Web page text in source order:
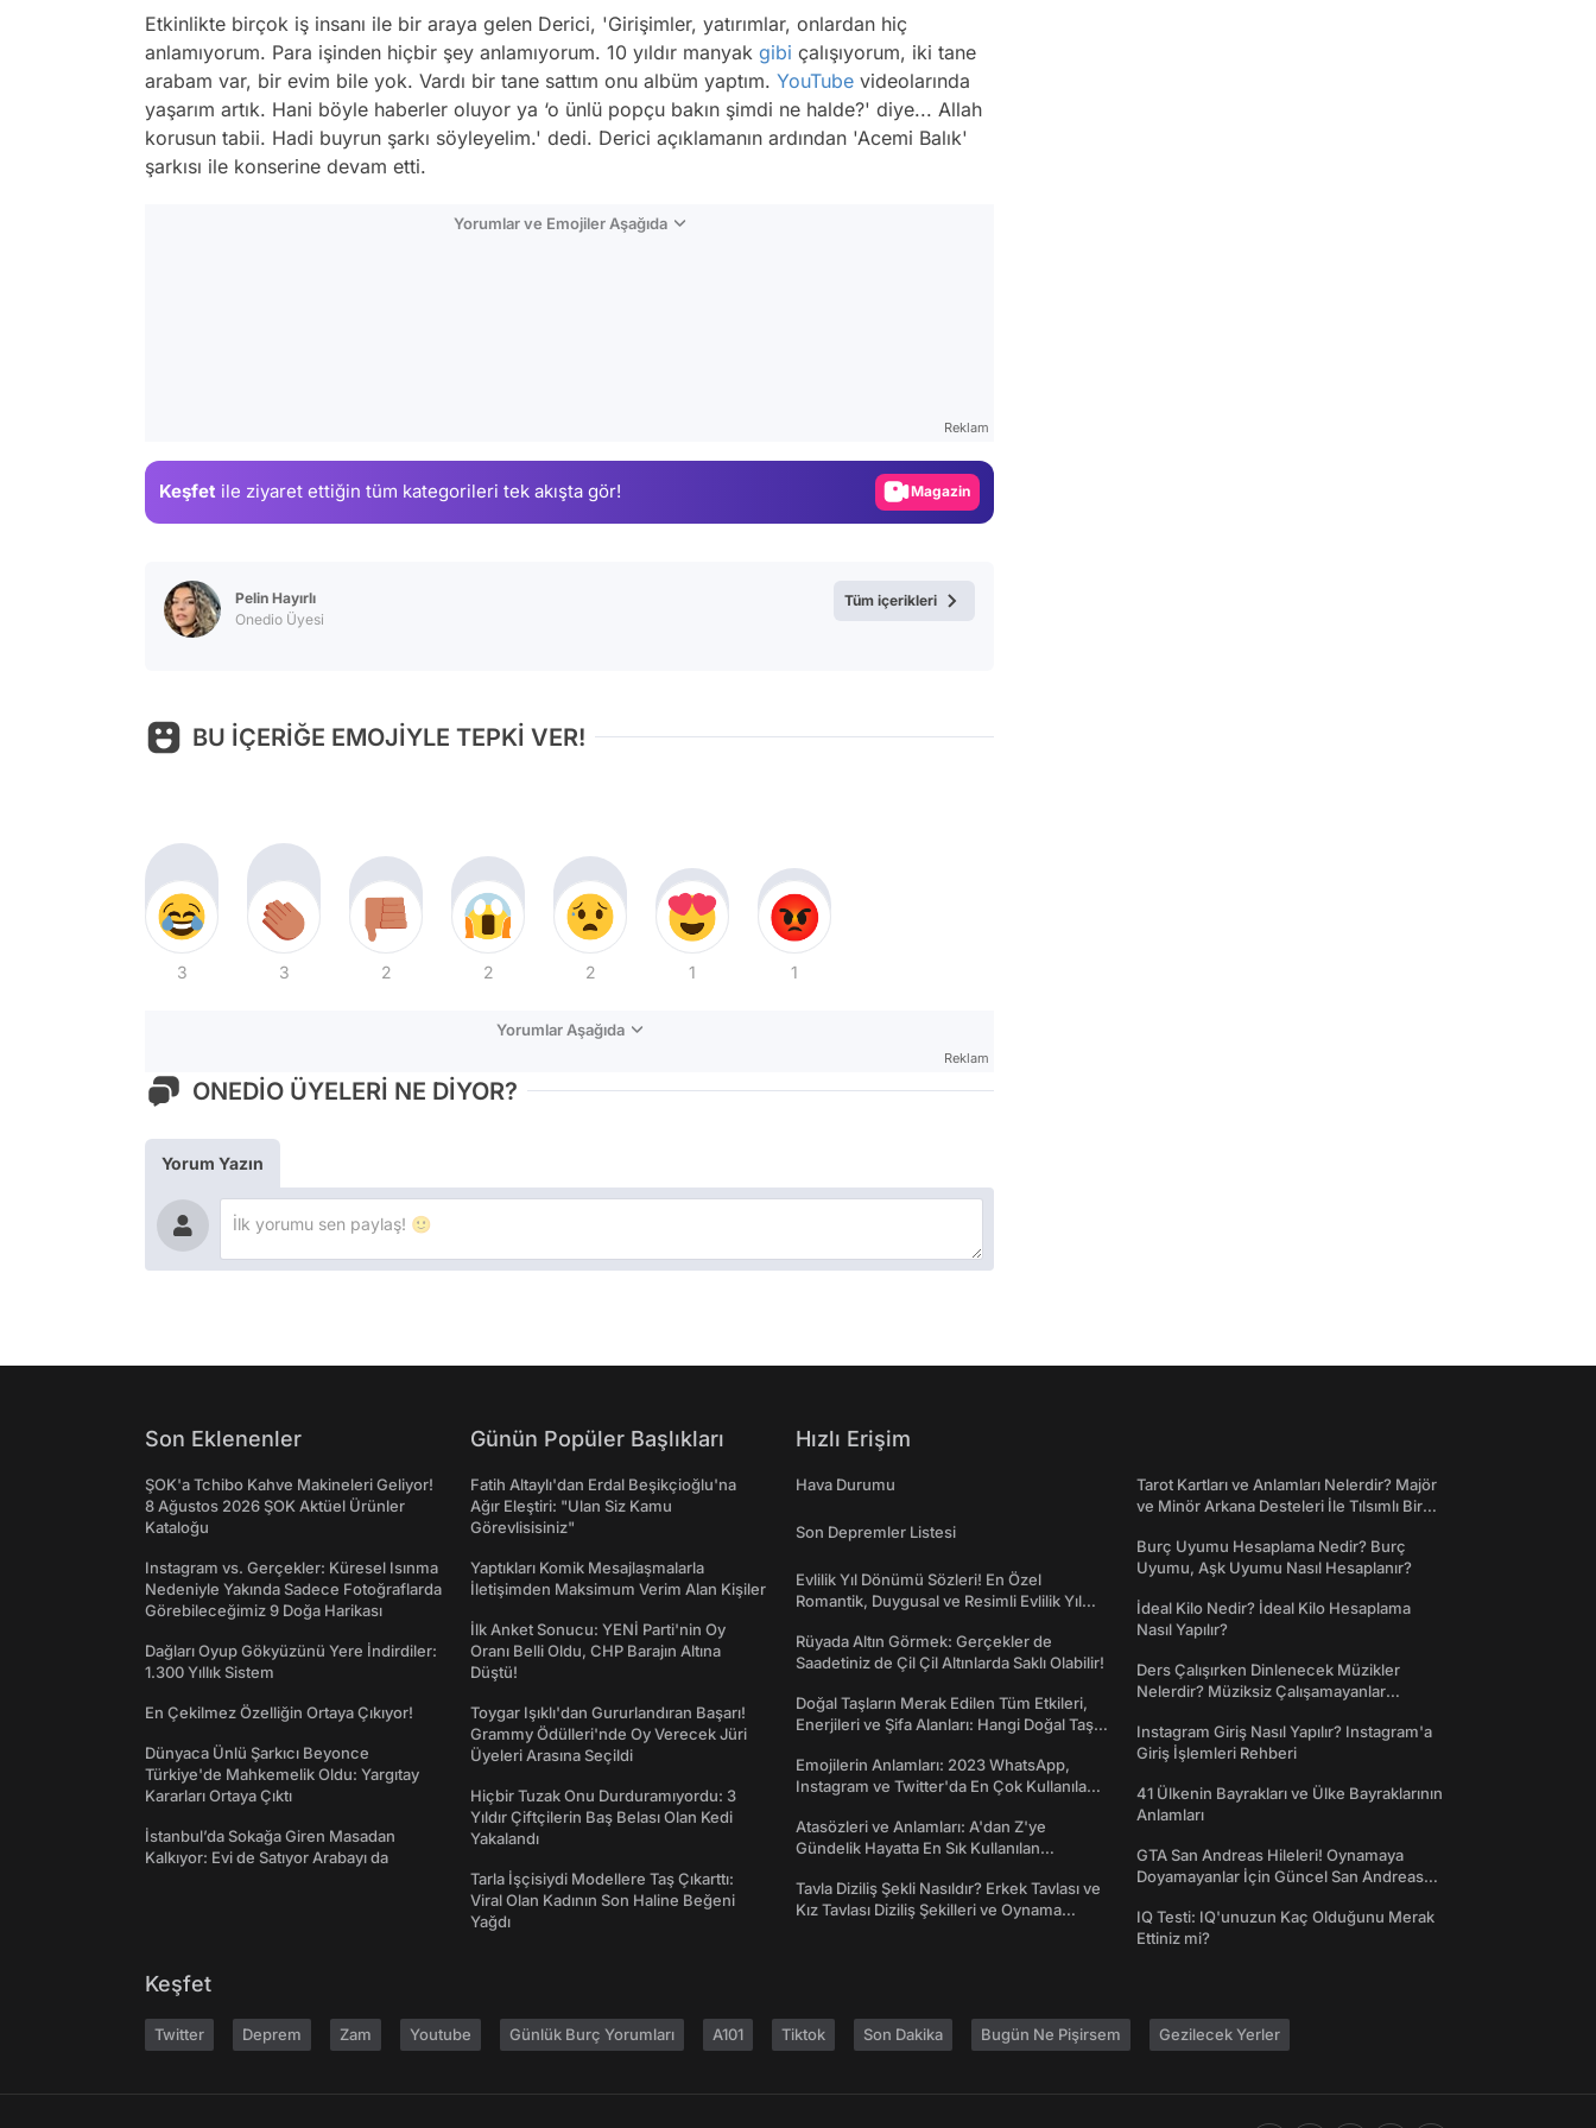
Etkinlikte birçok iş insanı ile bir araya gelen Derici, 'Girişimler, yatırımlar, onlardan hiç
anlamıyorum. Para işinden hiçbir şey anlamıyorum. 10 yıldır manyak gibi çalışıyorum, iki tane
arabam var, bir evim bile yok. Vardı bir tane sattım onu albüm yaptım. YouTube videolarında
yaşarım artık. Hani böyle haberler oluyor ya ‘o ünlü popçu bakın şimdi ne halde?' diye... Allah
korusun tabii. Hadi buyrun şarkı söyleyelim.' dedi. Derici açıklamanın ardından 'Acemi Balık'
şarkısı ile konserine devam etti.
Yorumlar ve Emojiler Aşağıda
Reklam
Keşfet ile ziyaret ettiğin tüm kategorileri tek akışta gör! Magazin
Pelin Hayırlı
Onedio Üyesi
Tüm içerikleri
BU İÇERİĞE EMOJİYLE TEPKİ VER!
3 3 2 2 2 1 1
Yorumlar Aşağıda
Reklam
ONEDİO ÜYELERİ NE DİYOR?
Yorum Yazın
Son Eklenenler
ŞOK'a Tchibo Kahve Makineleri Geliyor!
8 Ağustos 2026 ŞOK Aktüel Ürünler
Kataloğu
Instagram vs. Gerçekler: Küresel Isınma
Nedeniyle Yakında Sadece Fotoğraflarda
Görebileceğimiz 9 Doğa Harikası
Dağları Oyup Gökyüzünü Yere İndirdiler:
1.300 Yıllık Sistem
En Çekilmez Özelliğin Ortaya Çıkıyor!
Dünyaca Ünlü Şarkıcı Beyonce
Türkiye'de Mahkemelik Oldu: Yargıtay
Kararları Ortaya Çıktı
İstanbul’da Sokağa Giren Masadan
Kalkıyor: Evi de Satıyor Arabayı da
Günün Popüler Başlıkları
Fatih Altaylı'dan Erdal Beşikçioğlu'na
Ağır Eleştiri: "Ulan Siz Kamu
Görevlisisiniz"
Yaptıkları Komik Mesajlaşmalarla
İletişimden Maksimum Verim Alan Kişiler
İlk Anket Sonucu: YENİ Parti'nin Oy
Oranı Belli Oldu, CHP Barajın Altına
Düştü!
Toygar Işıklı'dan Gururlandıran Başarı!
Grammy Ödülleri'nde Oy Verecek Jüri
Üyeleri Arasına Seçildi
Hiçbir Tuzak Onu Durduramıyordu: 3
Yıldır Çiftçilerin Baş Belası Olan Kedi
Yakalandı
Tarla İşçisiydi Modellere Taş Çıkarttı:
Viral Olan Kadının Son Haline Beğeni
Yağdı
Hızlı Erişim
Hava Durumu
Son Depremler Listesi
Evlilik Yıl Dönümü Sözleri! En Özel
Romantik, Duygusal ve Resimli Evlilik Yıl
Rüyada Altın Görmek: Gerçekler de
Saadetiniz de Çil Çil Altınlarda Saklı Olabilir!
Doğal Taşların Merak Edilen Tüm Etkileri,
Enerjileri ve Şifa Alanları: Hangi Doğal Taş
Emojilerin Anlamları: 2023 WhatsApp,
Instagram ve Twitter'da En Çok Kullanılan
Atasözleri ve Anlamları: A'dan Z'ye
Gündelik Hayatta En Sık Kullanılan
Tavla Diziliş Şekli Nasıldır? Erkek Tavlası ve
Kız Tavlası Diziliş Şekilleri ve Oynama
Tarot Kartları ve Anlamları Nelerdir? Majör
ve Minör Arkana Desteleri İle Tılsımlı Bir
Burç Uyumu Hesaplama Nedir? Burç
Uyumu, Aşk Uyumu Nasıl Hesaplanır?
İdeal Kilo Nedir? İdeal Kilo Hesaplama
Nasıl Yapılır?
Ders Çalışırken Dinlenecek Müzikler
Nelerdir? Müziksiz Çalışamayanlar
Instagram Giriş Nasıl Yapılır? Instagram'a
Giriş İşlemleri Rehberi
41 Ülkenin Bayrakları ve Ülke Bayraklarının
Anlamları
GTA San Andreas Hileleri! Oynamaya
Doyamayanlar İçin Güncel San Andreas
IQ Testi: IQ'unuzun Kaç Olduğunu Merak
Ettiniz mi?
Keşfet
Twitter Deprem Zam Youtube Günlük Burç Yorumları A101 Tiktok Son Dakika Bugün Ne Pişirsem Gezilecek Yerler